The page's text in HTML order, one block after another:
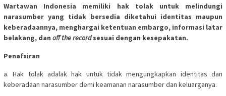
Wartawan Indonesia memiliki hak tolak untuk melindungi
narasumber yang tidak bersedia diketahui identitas maupun
keberadaannya, menghargai ketentuan embargo, informasi latar
belakang, dan off the recordsesuai dengan kesepakatan.
Penafsiran
a. Hak tolak adalak hak untuk tidak mengungkapkan identitas dan
keberadaan narasumber demi keamanan narasumber dan keluarganya.